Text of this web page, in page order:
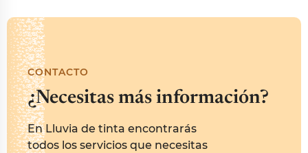
CONTACTO
¿Necesitas más información?
En Lluvia de tinta encontrarás
todos los servicios que necesitas